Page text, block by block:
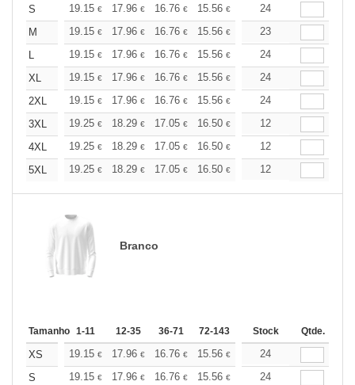
S
19.15 € 17.96 € 16.76 € 15.56 € 14.36€
24
M
19.15 € 17.96 € 16.76 € 15.56 € 14.36€
23
L
19.15 € 17.96 € 16.76 € 15.56 € 14.36€
24
XL
19.15 € 17.96 € 16.76 € 15.56 € 14.36€
24
2XL
19.15 € 17.96 € 16.76 € 15.56 € 14.36€
24
3XL
19.25 € 18.29 € 17.05 € 16.50 € 15.68€
12
4XL
19.25 € 18.29 € 17.05 € 16.50 € 15.68€
12
5XL
19.25 € 18.29 € 17.05 € 16.50 € 15.68€
12
Branco
Tamanho 1-11 12-35 36-71 72-143 144-287 288 +
Stock Qtde.
XS 19.15 € 17.96 € 16.76 € 15.56 € 14.36€
24
S
19.15 € 17.96 € 16.76 € 15.56 € 14.36€
24